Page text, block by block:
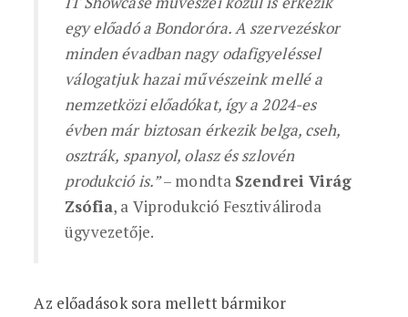
egy előadó a Bondoróra. A szervezéskor
minden évadban nagy odafigyeléssel
válogatjuk hazai művészeink mellé a
nemzetközi előadókat, így a 2024-es
évben már biztosan érkezik belga, cseh,
osztrák, spanyol, olasz és szlovén
produkció is.”– mondta Szendrei Virág
Zsófia, a Viprodukció Fesztiváliroda
ügyvezetője.
Az előadások sora mellett bármikor